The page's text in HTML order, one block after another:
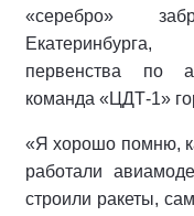
«серебро»
первенства по
команда «ЦДТ-1»
«Я хорошо помню,
работали
строили ракеты,